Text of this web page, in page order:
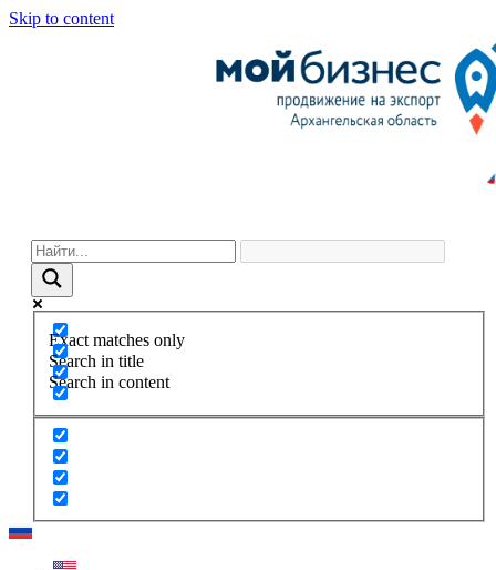
Skip to content
Exact matches only
Search in title
Search in content